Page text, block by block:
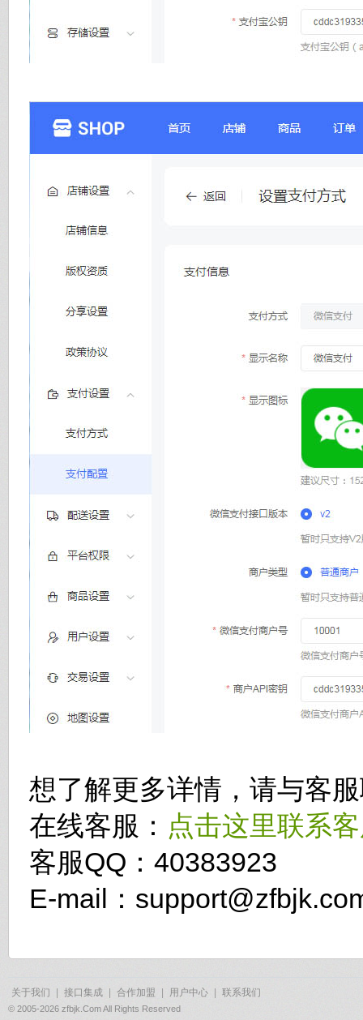
想了解更多详情，请与客
在线客服： 点击这里联系
客服QQ：40383923
E-mail：
关于我们 接口集成 合作加盟 用户中心 联系我们
© 2005-2026 zfbjk.Com All Rights Reserved